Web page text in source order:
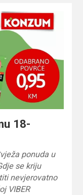
18-
ponuda u
se kriju
nevjerovatno
VIBER